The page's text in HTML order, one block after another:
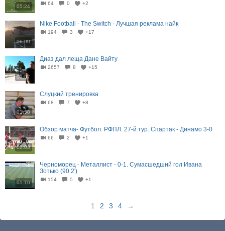
05:24
64 0 +2
06:00
Nike Football - The Switch - Лучшая реклама найк
194 3 +17
00:07
Диаз дал леща Дане Вайту
2657 8 +15
01:58
Слуцкий тренировка
68 7 +8
02:08
Обзор матча- Футбол. РФПЛ. 27-й тур. Спартак - Динамо 3-0
66 2 +1
01:16
Черноморец - Металлист - 0-1. Сумасшедший гол Ивана
Зотько (90 2')
154 5 +1
1 2 3 4 →